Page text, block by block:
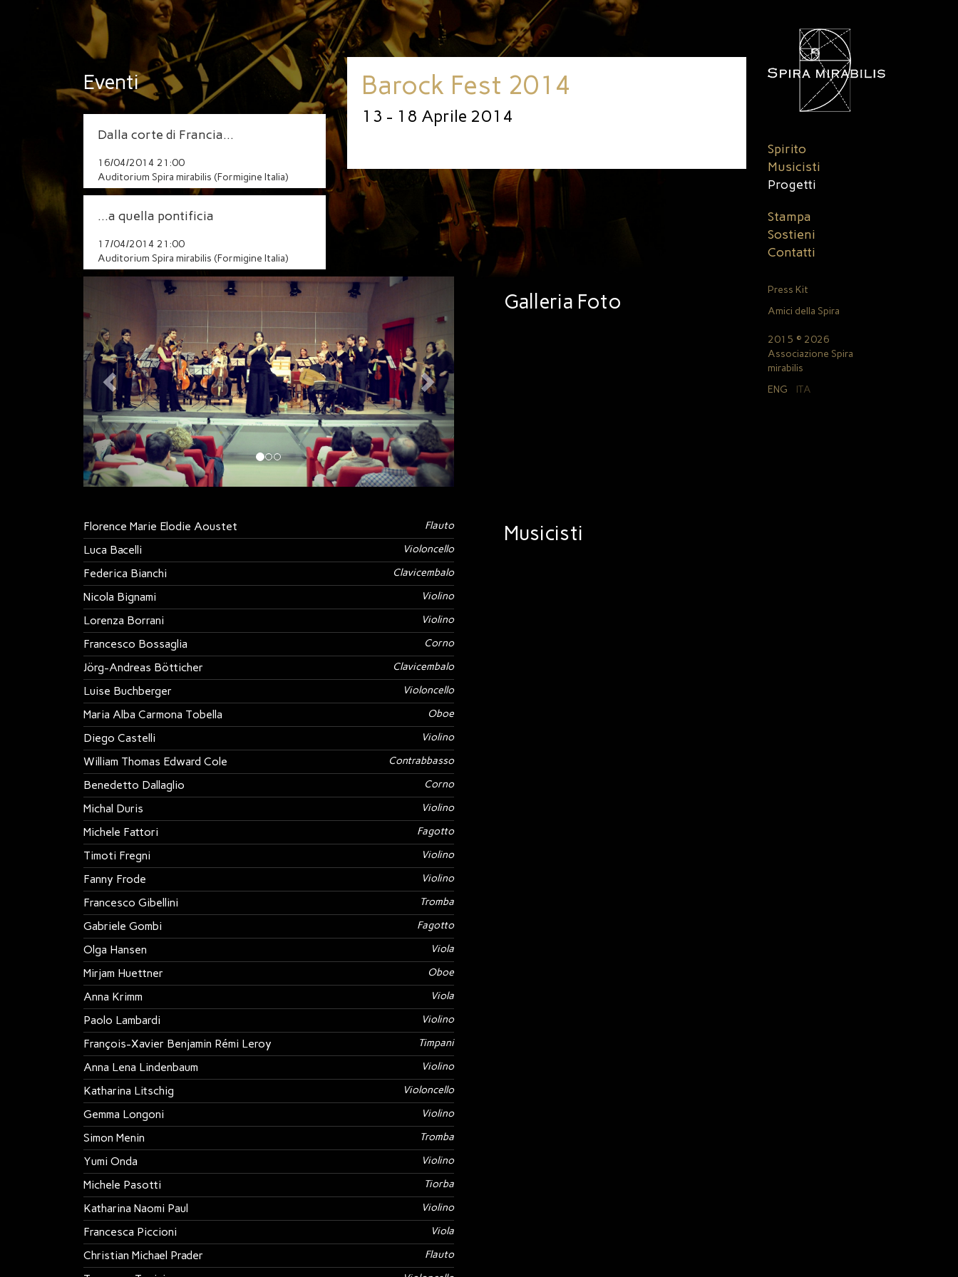
Spirito
Musicisti
Progetti
Stampa
Sostieni
Contatti
Press Kit
Amici della Spira
2015 © 2026
Associazione Spira
mirabilis
ENG
ITA
Barock Fest 2014
13 - 18 Aprile 2014
Eventi
Dalla corte di Francia…
16/04/2014 21:00
Auditorium Spira mirabilis (Formigine Italia)
...a quella pontificia
17/04/2014 21:00
Auditorium Spira mirabilis (Formigine Italia)
Galleria Foto
Previous
Musicisti
Florence Marie Elodie Aoustet Flauto
Luca Bacelli Violoncello
Federica Bianchi Clavicembalo
Nicola Bignami Violino
Lorenza Borrani Violino
Francesco Bossaglia Corno
Jörg-Andreas Bötticher Clavicembalo
Luise Buchberger Violoncello
Maria Alba Carmona Tobella Oboe
Diego Castelli Violino
William Thomas Edward Cole Contrabbasso
Benedetto Dallaglio Corno
Michal Duris Violino
Michele Fattori Fagotto
Timoti Fregni Violino
Fanny Frode Violino
Francesco Gibellini Tromba
Gabriele Gombi Fagotto
Olga Hansen Viola
Mirjam Huettner Oboe
Anna Krimm Viola
Paolo Lambardi Violino
François-Xavier Benjamin Rémi Leroy Timpani
Anna Lena Lindenbaum Violino
Katharina Litschig Violoncello
Gemma Longoni Violino
Simon Menin Tromba
Yumi Onda Violino
Michele Pasotti Tiorba
Katharina Naomi Paul Violino
Francesca Piccioni Viola
Christian Michael Prader Flauto